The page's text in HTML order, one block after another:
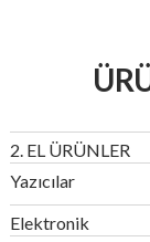
2. EL ÜRÜNLER
Yazıcılar
Elektronik